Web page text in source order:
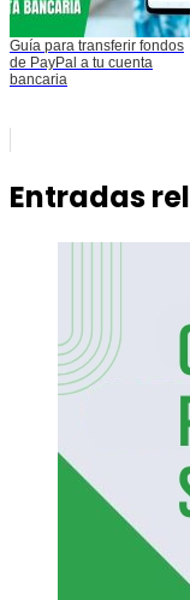
Guía para transferir fondos
de PayPal a tu cuenta
bancaria
Entradas